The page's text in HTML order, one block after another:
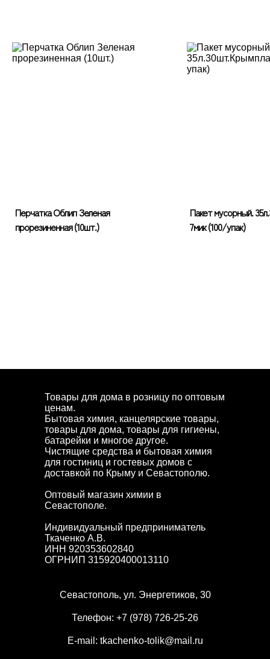
Перчатка Облип Зеленая
прорезиненная (10шт.)
Пакет мусорный.
7мик (100/упак)
Товары для дома в розницу по оптовым
ценам.
Бытовая химия, канцелярские товары,
товары для дома, товары для гигиены,
батарейки и многое другое.
Чистящие средства и бытовая химия
для гостиниц и гостевых домов с
доставкой по Крыму и Севастополю.
Оптовый магазин химии в
Севастополе.
Индивидуальный предприниматель
Ткаченко А.В.
ИНН 920353602840
ОГРНИП 315920400013110
Севастополь, ул. Энергетиков, 30
Телефон: +7 (978) 726-25-26
E-mail: tkachenko-tolik@mail.ru